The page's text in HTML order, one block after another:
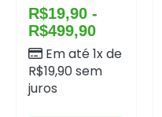
R$19,90 -
R$499,90
Em até 1x de
R$19,90sem
juros